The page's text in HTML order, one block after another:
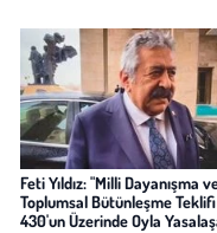
Feti Yıldız: "Milli Dayanışma
Toplumsal Bütünleşme Teklifi
430'un Üzerinde Oyla